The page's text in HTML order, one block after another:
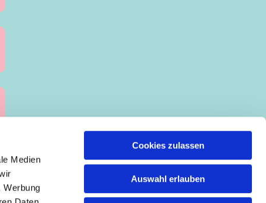
Medien
Werbung
Cookies zulassen
Auswahl erlauben